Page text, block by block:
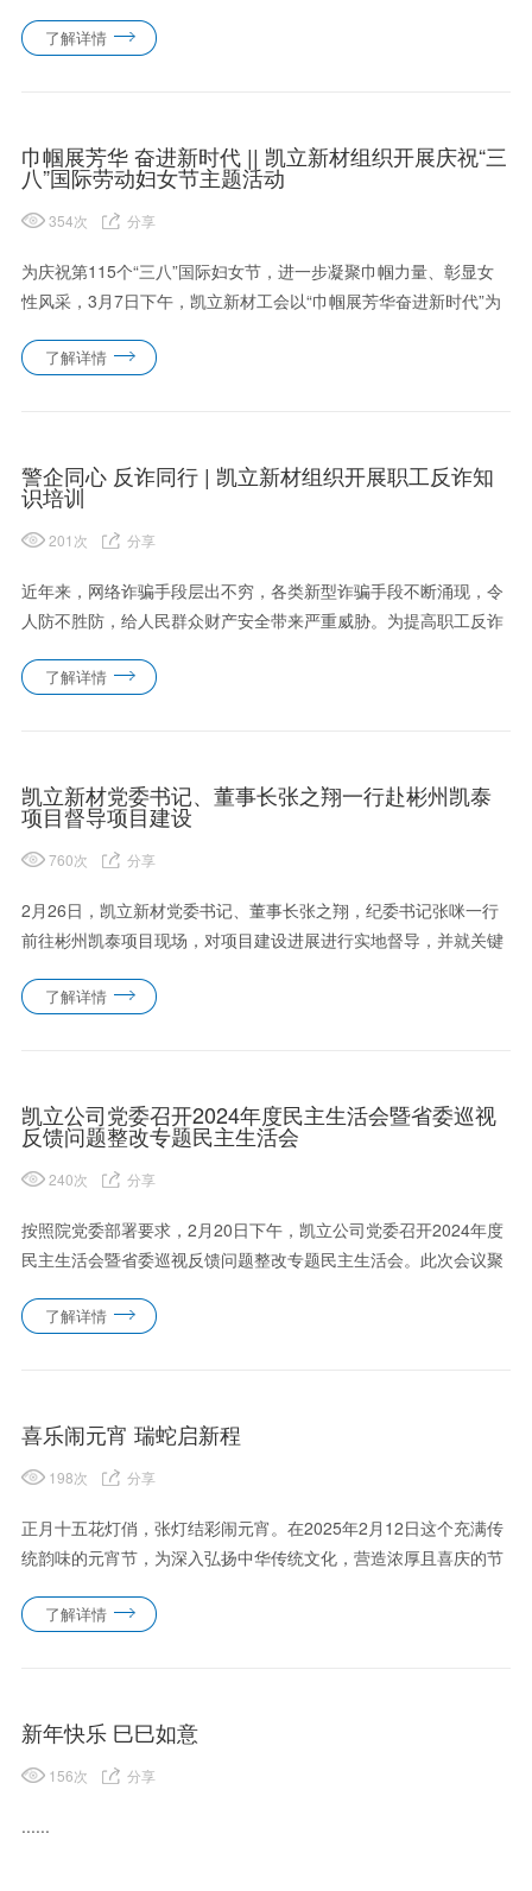
新西安等多家媒体第一时间转发报道。先进稀有金属材料及应用发
了解详情
巾帼展芳华 奋进新时代 || 凯立新材组织开展庆祝“三
八”国际劳动妇女节主题活动
354次 分享
为庆祝第115个“三八”国际妇女节，进一步凝聚巾帼力量、彰显女
性风采，3月7日下午，凯立新材工会以“巾帼展芳华奋进新时代”为
聚一堂，通过甜蜜仪式、温情献礼、创意手作等环节，共同度过
了解详情
警企同心 反诈同行 | 凯立新材组织开展职工反诈知
识培训
201 次 分享
近年来，网络诈骗手段层出不穷，各类新型诈骗手段不断涌现，令
人防不胜防，给人民群众财产安全带来严重威胁。为提高职工反诈
出所民警在草滩总部开展反诈知识培训活动。培训会上，民警结合
了解详情
凯立新材党委书记、董事长张之翔一行赴彬州凯泰
项目督导项目建设
760次 分享
2月26日，凯立新材党委书记、董事长张之翔，纪委书记张咪一行
前往彬州凯泰项目现场，对项目建设进展进行实地督导，并就关键
建设现场紧张有序、热火朝天。党委书记张之翔对项目当前的推进
了解详情
凯立公司党委召开2024年度民主生活会暨省委巡视
反馈问题整改专题民主生活会
240次 分享
按照院党委部署要求，2月20日下午，凯立公司党委召开2024年度
民主生活会暨省委巡视反馈问题整改专题民主生活会。此次会议聚
化党纪学习教育成果，综合发挥党的纪律教育约束、保障激励作
了解详情
喜乐闹元宵 瑞蛇启新程
198次 分享
正月十五花灯俏，张灯结彩闹元宵。在2025年2月12日这个充满传
统韵味的元宵节，为深入弘扬中华传统文化，营造浓厚且喜庆的节
新征程”主题活动，该活动在草滩总部、泾渭厂区以及铜川公司三
了解详情
新年快乐 巳巳如意
156次 分享
......